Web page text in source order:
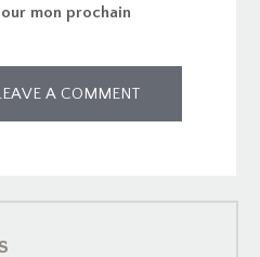
mon prochain